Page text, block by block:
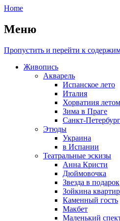
Home
Меню
Пропустить и перейти к
Живопись
Акварель
Испанское лето
Италия
Хорватиия летом
Зима в Праге
Санкт-Петербург
Этюды
Украина
в Испании
Театральные эскизы
Анна Кристи
Дюймовочка
Звезда в подарок
Зойкина
Каменный гость
Макбет
Маленький